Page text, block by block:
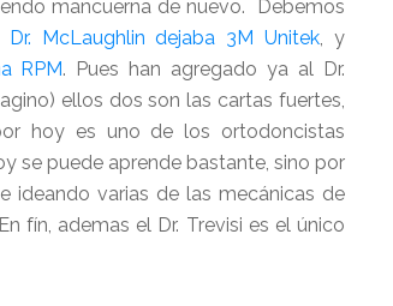
mancuerna de nuevo. Debemos
Dr. McLaughlin dejaba 3M Unitek, y
RPM. Pues han agregado ya al Dr.
ellos dos son las cartas fuertes,
hoy es uno de los ortodoncistas
se puede aprende bastante, sino por
ideando varias de las mecánicas de
fín, ademas el Dr. Trevisi es el único